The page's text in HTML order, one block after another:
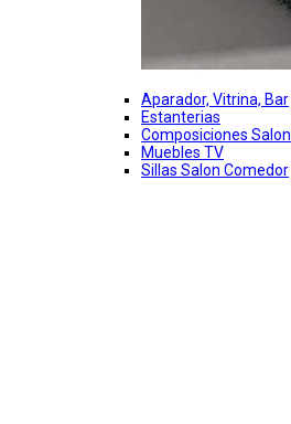
Aparador, Vitrina, Bar
Estanterias
Composiciones Salon
Muebles TV
Sillas Salon Comedor